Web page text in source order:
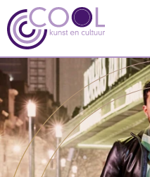
Navigeer naar content